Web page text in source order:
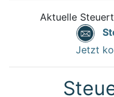
Aktuelle
Jetzt